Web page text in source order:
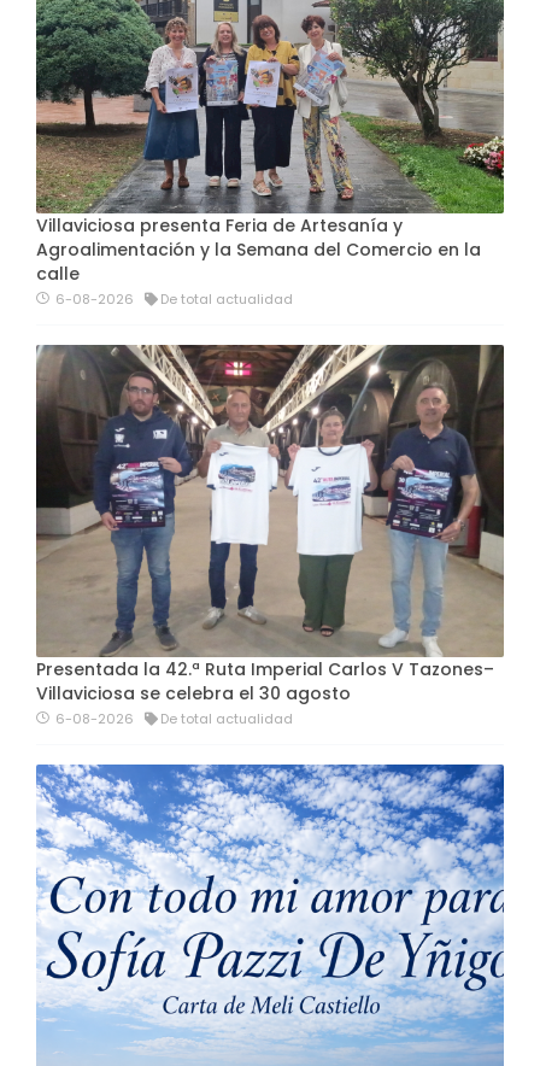
Villaviciosa presenta Feria de Artesanía y
Agroalimentación y la Semana del Comercio en la
calle
6-08-2026 De total actualidad
Presentada la 42.ª Ruta Imperial Carlos V Tazones–
Villaviciosa se celebra el 30 agosto
6-08-2026 De total actualidad